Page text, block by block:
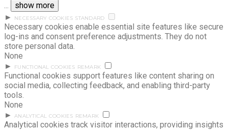
...
show more
►
NECESSARY COOKIES STANDARD
Necessary cookies enable essential site features like secure
log-ins and consent preference adjustments. They do not
store personal data.
None
►
FUNCTIONAL COOKIES REMARK
Functional cookies support features like content sharing on
social media, collecting feedback, and enabling third-party
tools.
None
► ANALYTICAL COOKIES REMARK
Analytical cookies track visitor interactions, providing insights